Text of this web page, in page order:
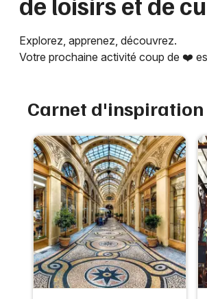
Grands événements
Activité & Expérience
Foires & salons
Spectacles
Concerts
Sports
Soirées
Lyon
Mulhouse
Montpellier
Nantes
Nice
Paris
Strasbourg
Toulouse
Explorez, apprenez, découvrez.
Votre prochaine activité coup de ❤️
Carnet d'inspiration
Aujourd'hui
Demain Ce week-end